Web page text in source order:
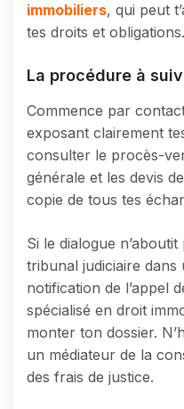
immobiliers, qui peut
tes droits et obligations.
La procédure à
Commence par
exposant clairement
consulter le procès-
générale et les devis
copie de tous tes
Si le dialogue
tribunal judiciaire dans
notification de l’appel
spécialisé en droit
monter ton dossier.
un médiateur de la
des frais de justice.